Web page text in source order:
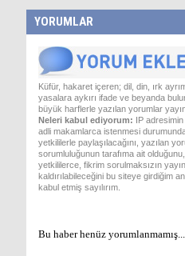
YORUMLAR
Küfür, hakaret içeren; dil, din, ırk
yasalara aykırı ifade ve beyanda
büyük harflerle yazılan yorumlar
Neleri kabul ediyorum: IP
adli makamlarca istenmesi
yetkililerle paylaşılacağını, yazılan
sorumluluğunun tarafıma ait olduğunu,
yetkililerce, fikrim sorulmaksızın
kaldırılabileceğini bu siteye girdiğim
kabul etmiş sayılırım.
Bu haber henüz yorumlanmamış...